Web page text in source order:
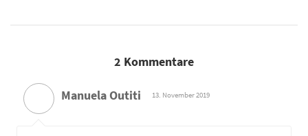
2 Kommentare
Manuela Outiti 13. November 2019